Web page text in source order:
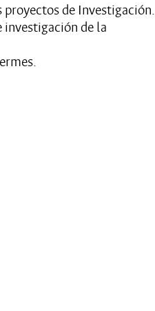
de Investigación.
de la